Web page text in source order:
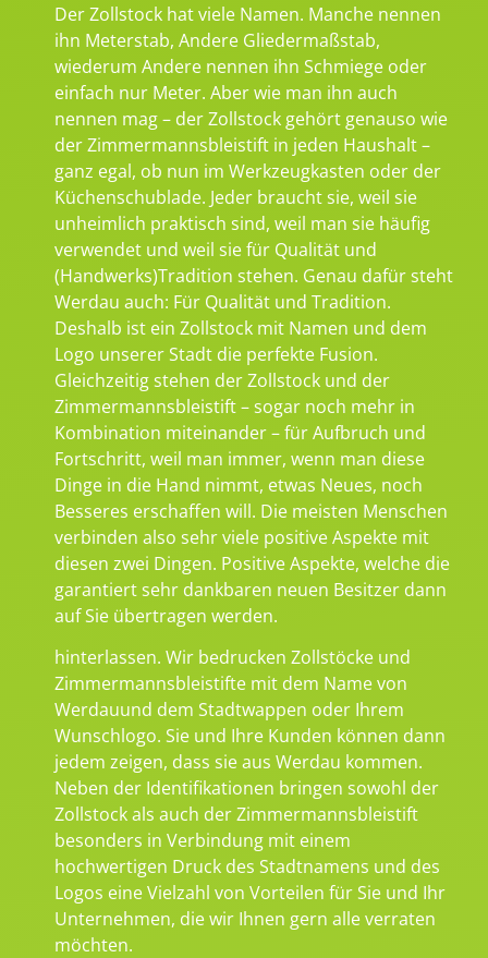
Der Zollstock hat viele Namen. Manche nennen
ihn Meterstab, Andere Gliedermaßstab,
wiederum Andere nennen ihn Schmiege oder
einfach nur Meter. Aber wie man ihn auch
nennen mag – der Zollstock gehört genauso wie
der Zimmermannsbleistift in jeden Haushalt –
ganz egal, ob nun im Werkzeugkasten oder der
Küchenschublade. Jeder braucht sie, weil sie
unheimlich praktisch sind, weil man sie häufig
verwendet und weil sie für Qualität und
(Handwerks)Tradition stehen. Genau dafür steht
Werdau auch: Für Qualität und Tradition.
Deshalb ist ein Zollstock mit Namen und dem
Logo unserer Stadt die perfekte Fusion.
Gleichzeitig stehen der Zollstock und der
Zimmermannsbleistift – sogar noch mehr in
Kombination miteinander – für Aufbruch und
Fortschritt, weil man immer, wenn man diese
Dinge in die Hand nimmt, etwas Neues, noch
Besseres erschaffen will. Die meisten Menschen
verbinden also sehr viele positive Aspekte mit
diesen zwei Dingen. Positive Aspekte, welche die
garantiert sehr dankbaren neuen Besitzer dann
auf Sie übertragen werden.
hinterlassen. Wir bedrucken Zollstöcke und
Zimmermannsbleistifte mit dem Name von
Werdauund dem Stadtwappen oder Ihrem
Wunschlogo. Sie und Ihre Kunden können dann
jedem zeigen, dass sie aus Werdau kommen.
Neben der Identifikationen bringen sowohl der
Zollstock als auch der Zimmermannsbleistift
besonders in Verbindung mit einem
hochwertigen Druck des Stadtnamens und des
Logos eine Vielzahl von Vorteilen für Sie und Ihr
Unternehmen, die wir Ihnen gern alle verraten
möchten.